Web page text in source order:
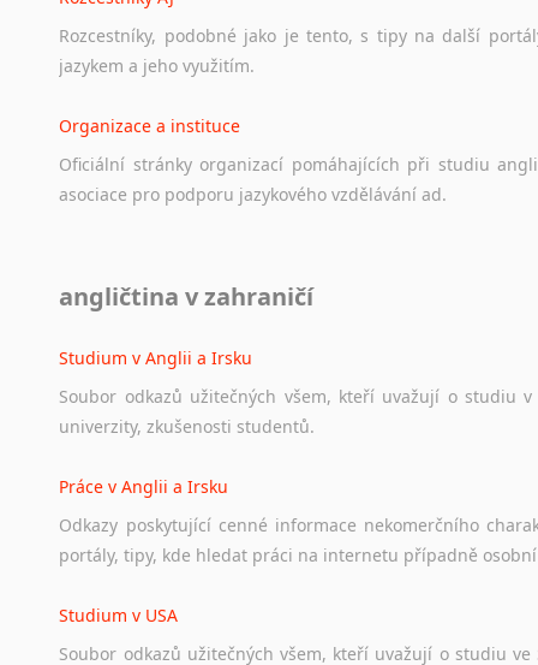
Rozcestníky, podobné jako je tento, s tipy na další
jazykem a jeho využitím.
Organizace a instituce
Oficiální stránky organizací pomáhajících při studiu
asociace pro podporu jazykového vzdělávání ad.
Ať už se jedná o česká diskusní
angličtina v zahraničí
Studium v Anglii a Irsku
Soubor odkazů užitečných všem, kteří uvažují o studiu v
univerzity, zkušenosti studentů.
Práce v Anglii a Irsku
Odkazy poskytující cenné informace nekomerčního
portály, tipy, kde hledat práci na internetu případně osobní
Studium v USA
Soubor odkazů užitečných všem, kteří uvažují o studiu ve